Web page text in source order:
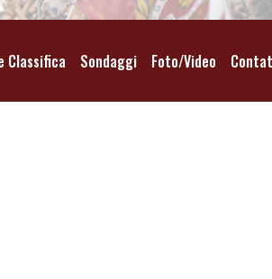
Classifica Sondaggi Foto/Video